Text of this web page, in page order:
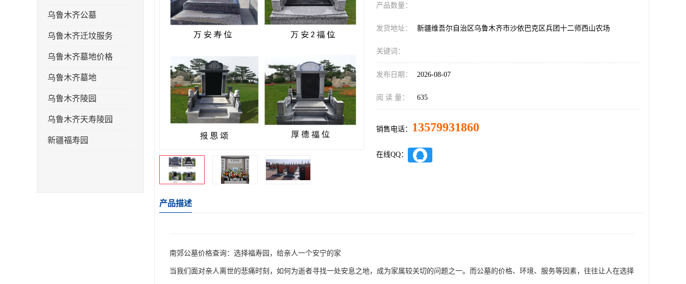
乌鲁木齐公墓
乌鲁木齐迁坟服务
乌鲁木齐墓地价格
乌鲁木齐墓地
乌鲁木齐陵园
乌鲁木齐天寿陵园
新疆福寿园
产品数量：
发货地址： 新疆维吾尔自治区乌鲁木齐市沙依巴克区兵团十二师西山农场
关键词：
发布日期： 2026-08-07
阅 读 量： 635
销售电话： 13579931860
在线QQ：
产品描述
南郊公墓价格查询：选择福寿园，给亲人一个安宁的家
当我们面对亲人离世的悲痛时刻，如何为逝者寻找一处安息之地，成为家属较关切的问题之一。而公墓的价格、环境、服务等因素，往往让人在选择